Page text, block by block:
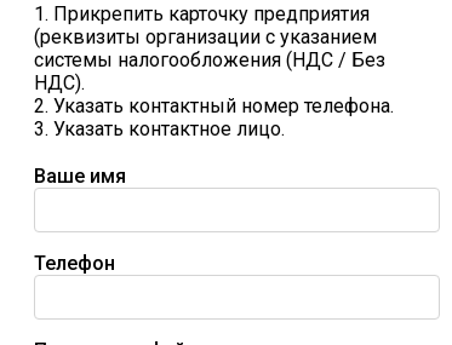
1. Прикрепить карточку предприятия
(реквизиты организации с указанием
системы налогообложения (НДС / Без
НДС).
2. Указать контактный номер телефона.
3. Указать контактное лицо.
Ваше имя
Телефон